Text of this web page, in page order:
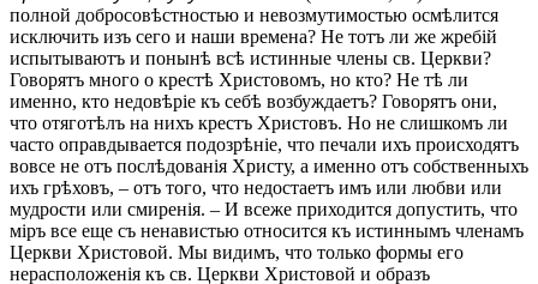
полной добросовѣстностью и невозмутимостью осмѣлится
исключить изъ сего и наши времена? Не тотъ ли же жребій
испытываютъ и понынѣ всѣ истинные члены св. Церкви?
Говорятъ много о крестѣ Христовомъ, но кто? Не тѣ ли
именно, кто недовѣріе къ себѣ возбуждаетъ? Говорятъ они,
что отяготѣлъ на нихъ крестъ Христовъ. Но не слишкомъ ли
часто оправдывается подозрѣніе, что печали ихъ происходятъ
вовсе не отъ послѣдованія Христу, а именно отъ собственныхъ
ихъ грѣховъ, – отъ того, что недостаетъ имъ или любви или
мудрости или смиренія. – И всеже приходится допустить, что
міръ все еще съ ненавистью относится къ истиннымъ членамъ
Церкви Христовой. Мы видимъ, что только формы его
нерасположенія къ св. Церкви Христовой и образъ